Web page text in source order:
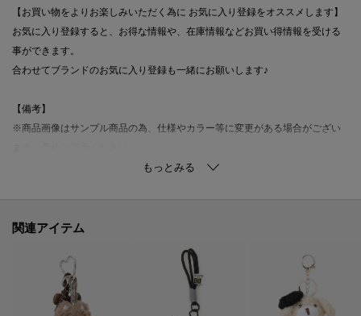
【お買い物をよりお楽しみいただく為に お気に入り登録をオススメします】
お気に入り登録すると、お得な情報や、在庫情報などお買い得情報を受ける
事ができます。
合わせてブランドのお気に入り登録も一緒にお願いします♪
【備考】
※商品画像はサンプル商品の為、仕様やカラー等に変更がある場合がござい
※光の当たり具合で色味が違って見える場合があります。
※照明の関係により、実際よりも色味が違って見える場合があります。ま
が異なる場合もございます。
関連アイテム